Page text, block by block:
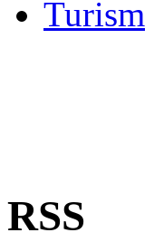
Turism
RSS